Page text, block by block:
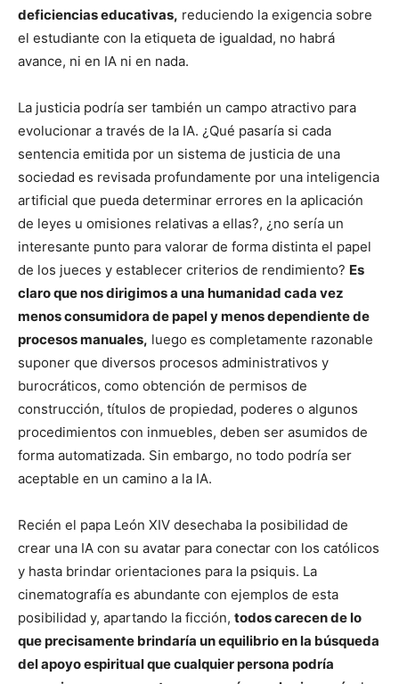
deficiencias educativas, reduciendo la exigencia sobre
el estudiante con la etiqueta de igualdad, no habrá
avance, ni en IA ni en nada.
La justicia podría ser también un campo atractivo para
evolucionar a través de la IA. ¿Qué pasaría si cada
sentencia emitida por un sistema de justicia de una
sociedad es revisada profundamente por una inteligencia
artificial que pueda determinar errores en la aplicación
de leyes u omisiones relativas a ellas?, ¿no sería un
interesante punto para valorar de forma distinta el papel
de los jueces y establecer criterios de rendimiento? Es
claro que nos dirigimos a una humanidad cada vez
menos consumidora de papel y menos dependiente de
procesos manuales, luego es completamente razonable
suponer que diversos procesos administrativos y
burocráticos, como obtención de permisos de
construcción, títulos de propiedad, poderes o algunos
procedimientos con inmuebles, deben ser asumidos de
forma automatizada. Sin embargo, no todo podría ser
aceptable en un camino a la IA.
Recién el papa León XIV desechaba la posibilidad de
crear una IA con su avatar para conectar con los católicos
y hasta brindar orientaciones para la psiquis. La
cinematografía es abundante con ejemplos de esta
posibilidad y, apartando la ficción, todos carecen de lo
que precisamente brindaría un equilibrio en la búsqueda
del apoyo espiritual que cualquier persona podría